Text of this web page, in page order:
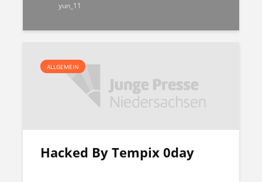
yun_11
ALLGEMEIN
Hacked By Tempix 0day